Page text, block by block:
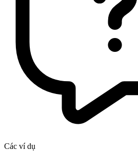
Các ví dụ